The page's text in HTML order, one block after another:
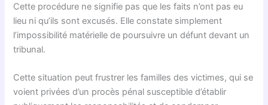
Cette procédure ne signifie pas que les faits n’ont pas eu
lieu ni qu’ils sont excusés. Elle constate simplement
l’impossibilité matérielle de poursuivre un défunt devant un
tribunal.
Cette situation peut frustrer les familles des victimes, qui se
voient privées d’un procès pénal susceptible d’établir